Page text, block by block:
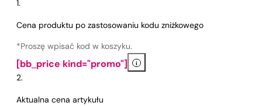
Cena produktu po zastosowaniu kodu zniżkowego
*Proszę wpisać kod w koszyku.
[bb_price kind="promo"] i
Aktualna cena artykułu